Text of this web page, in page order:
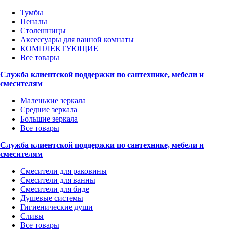
Тумбы
Пеналы
Столешницы
Аксессуары для ванной комнаты
КОМПЛЕКТУЮЩИЕ
Все товары
Служба клиентской поддержки по сантехнике, мебели и
смесителям
Маленькие зеркала
Средние зеркала
Большие зеркала
Все товары
Служба клиентской поддержки по сантехнике, мебели и
смесителям
Смесители для раковины
Смесители для ванны
Смесители для биде
Душевые системы
Гигиенические души
Сливы
Все товары